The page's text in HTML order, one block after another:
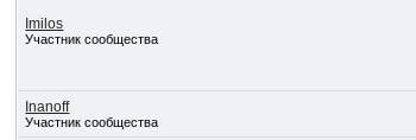
Imilos
Участник сообщества
Inanoff
Участник сообщества